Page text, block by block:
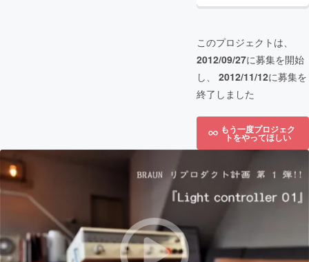
このプロジェクトは、
2012/09/27に募集を開始
し、 2012/11/12に募集を
終了しました
もう一度プロジェク
トをやってほしい